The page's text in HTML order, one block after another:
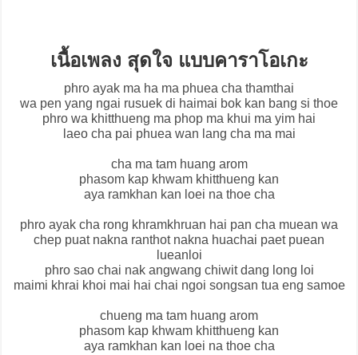
เนื้อเพลง สุดใจ แบบคาราโอเกะ
phro ayak ma ha ma phuea cha thamthai
wa pen yang ngai rusuek di haimai bok kan bang si thoe
phro wa khitthueng ma phop ma khui ma yim hai
laeo cha pai phuea wan lang cha ma mai
cha ma tam huang arom
phasom kap khwam khitthueng kan
aya ramkhan kan loei na thoe cha
phro ayak cha rong khramkhruan hai pan cha muean wa
chep puat nakna ranthot nakna huachai paet puean
lueanloi
phro sao chai nak angwang chiwit dang long loi
maimi khrai khoi mai hai chai ngoi songsan tua eng samoe
chueng ma tam huang arom
phasom kap khwam khitthueng kan
aya ramkhan kan loei na thoe cha